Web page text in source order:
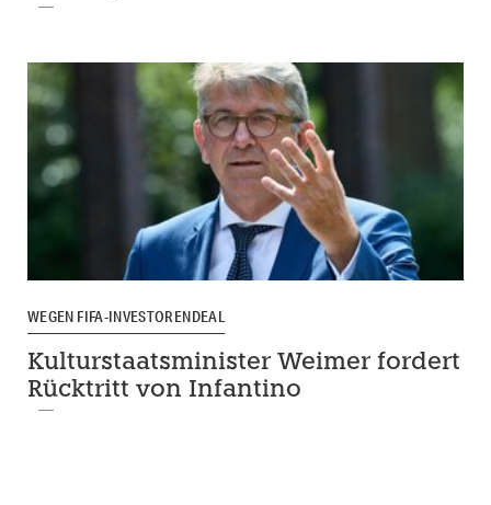
WEGEN FIFA-INVESTORENDEAL
Kulturstaatsminister Weimer fordert
Rücktritt von Infantino